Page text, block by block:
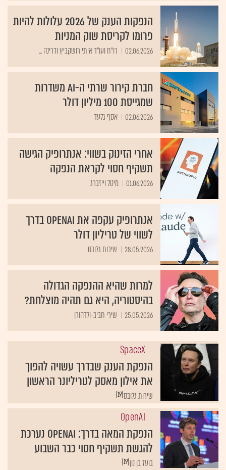
הנפקות הענק של 2026 עלולות להיות
פרומו לקריסת שוק המניות
02.06.2026 רו"ח ועו"ד איתי רושקביץ ודרינה ...
חברת קירור שרתי ה-AI משדרות
שמגייסת 100 מיליון דולר
02.06.2026 אסף גלעד
אחרי הזינוק בשווי: אנתרופיק הגישה
תשקיף חסוי לקראת הנפקה
01.06.2026 מיטל וייזברג
אנתרופיק עקפה את OpenAI בדרך
לשווי של טריליון דולר
28.05.2026 שירות גלובס
למרות שהיא ההנפקה הגדולה
בהיסטוריה, היא גם תהיה מוצלחת?
25.05.2026 שירי חביב-ולדהורן
SpaceX
הנפקת הענק שבדרך עשויה להפוך
את אילון מאסק לטריליונר הראשון
{19}שירות גלובס
OpenAI
הנפקת המאה בדרך: OpenAI נערכת
להגשת תשקיף חסוי כבר השבוע
{19}בועז בן נון